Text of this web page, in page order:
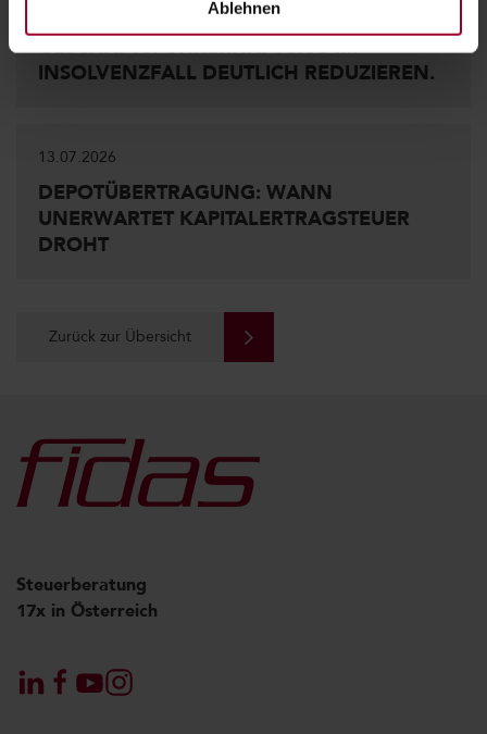
Ablehnen
NEUES GESETZ KANN PERSÖNLICHE
GESCHÄFTSFÜHRERHAFTUNG IM
INSOLVENZFALL DEUTLICH REDUZIEREN.
13.07.2026
DEPOTÜBERTRAGUNG: WANN
UNERWARTET KAPITALERTRAGSTEUER
DROHT
Zurück zur Übersicht
Steuerberatung
17x in Österreich